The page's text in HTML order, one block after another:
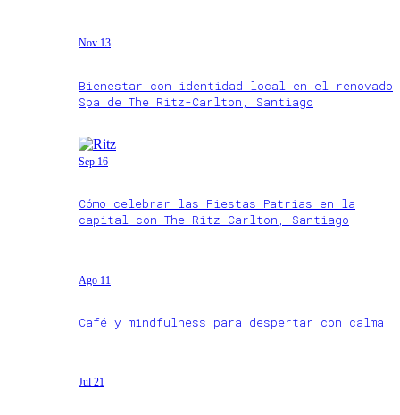
Nov 13
Bienestar con identidad local en el renovado
Spa de The Ritz-Carlton, Santiago
Sep 16
Cómo celebrar las Fiestas Patrias en la
capital con The Ritz-Carlton, Santiago
Ago 11
Café y mindfulness para despertar con calma
Jul 21